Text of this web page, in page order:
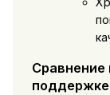
Сравнение